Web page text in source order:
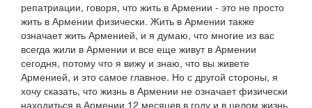
репатриации, говоря, что жить в Армении - это не просто
жить в Армении физически. Жить в Армении также
означает жить Арменией, и я думаю, что многие из вас
всегда жили в Армении и все еще живут в Армении
сегодня, потому что я вижу и знаю, что вы живете
Арменией, и это самое главное. Но с другой стороны, я
хочу сказать, что жизнь в Армении не означает физически
находиться в Армении 12 месяцев в году и в целом жизнь